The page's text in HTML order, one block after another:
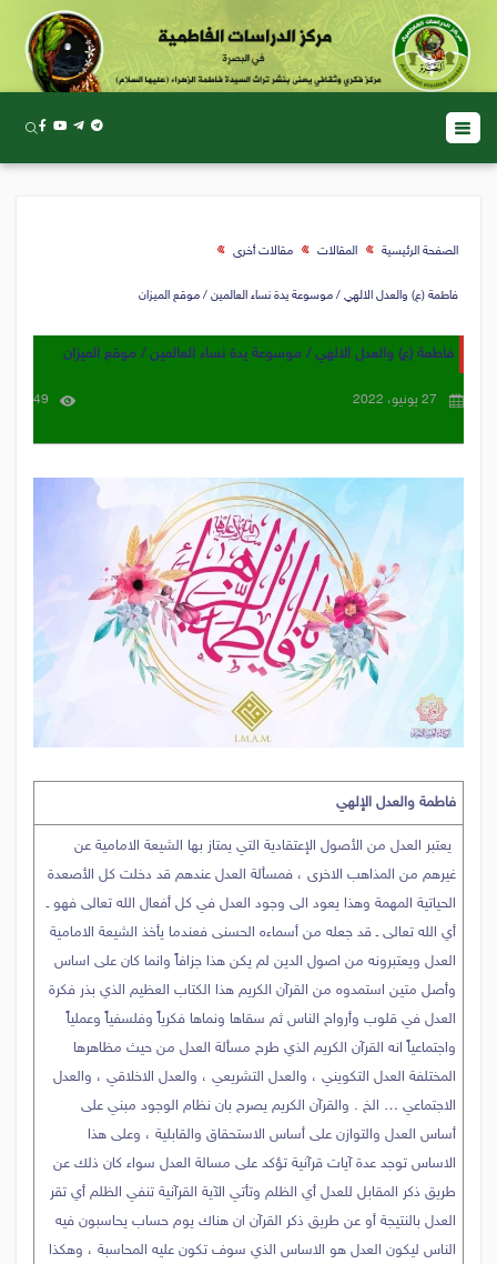
الصفحة الرئيسية المقالات مقالات أخرى
فاطمة (ع) والعدل الالهي / موسوعة يدة نساء العالمين / موقع الميزان
فاطمة (ع) والعدل الالهي / موسوعة يدة نساء العالمين / موقع الميزان
27 يونيو، 2022 49
فاطمة والعدل الإلهي
يعتبر العدل من الأصول الإعتقادية التي يمتاز بها الشيعة الامامية عن
غيرهم من المذاهب الاخرى ، فمسألة العدل عندهم قد دخلت كل الأصعدة
الحياتية المهمة وهذا يعود الى وجود العدل في كل أفعال الله تعالى فهو ـ
أي الله تعالى ـ قد جعله من أسماءه الحسنى فعندما يأخذ الشيعة الامامية
العدل ويعتبرونه من اصول الدين لم يكن هذا جزافاً وانما كان على اساس
وأصل متين استمدوه من القرآن الكريم هذا الكتاب العظيم الذي بذر فكرة
العدل في قلوب وأرواح الناس ثم سقاها ونماها فكرياً وفلسفياً وعملياً
واجتماعياً انه القرآن الكريم الذي طرح مسألة العدل من حيث مظاهرها
المختلفة العدل التكويني ، والعدل التشريعي ، والعدل الاخلاقي ، والعدل
الاجتماعي … الخ . والقرآن الكريم يصرح بان نظام الوجود مبني على
أساس العدل والتوازن على أساس الاستحقاق والقابلية ، وعلى هذا
الاساس توجد عدة آيات قرآنية تؤكد على مسالة العدل سواء كان ذلك عن
طريق ذكر المقابل للعدل أي الظلم وتأتي الآية القرآنية تنفي الظلم أي تقر
العدل بالنتيجة أو عن طريق ذكر القرآن ان هناك يوم حساب يحاسبون فيه
الناس ليكون العدل هو الاساس الذي سوف تكون عليه المحاسبة ، وهكذا